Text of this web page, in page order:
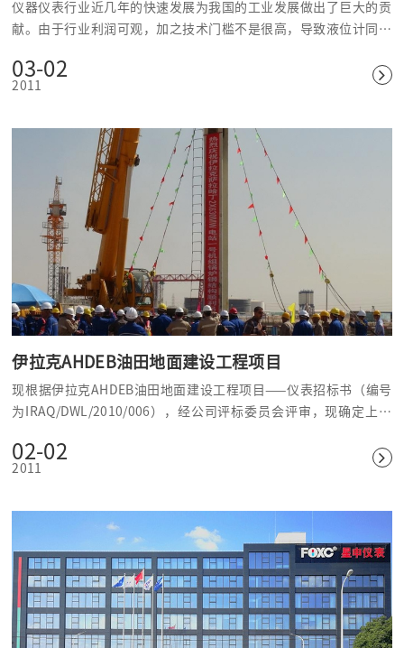
仪器仪表行业近几年的快速发展为我国的工业发展做出了巨大的贡
献。由于行业利润可观，加之技术门槛不是很高，导致液位计同为
一就是一些制造业领域投资过多，造成产能过剩，行业缺乏创新突
破，长此以往，将走入恶性循环。
03-02
2011
伊拉克AHDEB油田地面建设工程项目
现根据伊拉克AHDEB油田地面建设工程项目——仪表招标书（编号
为IRAQ/DWL/2010/006），经公司评标委员会评审，现确定上海
体材质和浮子材质全部采用Hastelloy C，整体材质均不含铝。我公
司能有幸参与战后伊拉克第一份石油合同AHDEB项目的建设，而倍
02-02
2011